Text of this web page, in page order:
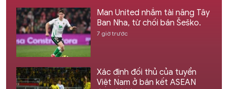
Man United nhắm tài năng Tây
Ban Nha, từ chối bán Šeško.
7 giờ trước
Xác định đối thủ của tuyển
Việt Nam ở bán kết ASEAN